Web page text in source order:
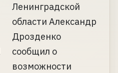
Ленинградской
области Александр
Дрозденко
сообщил о
возможности